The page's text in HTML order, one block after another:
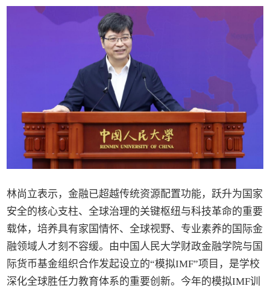
林尚立表示，金融已超越传统资源配置功能，跃升为国家
安全的核心支柱、全球治理的关键枢纽与科技革命的重要
载体，培养具有家国情怀、全球视野、专业素养的国际金
融领域人才刻不容缓。由中国人民大学财政金融学院与国
际货币基金组织合作发起设立的“模拟IMF”项目，是学校
深化全球胜任力教育体系的重要创新。今年的模拟IMF训